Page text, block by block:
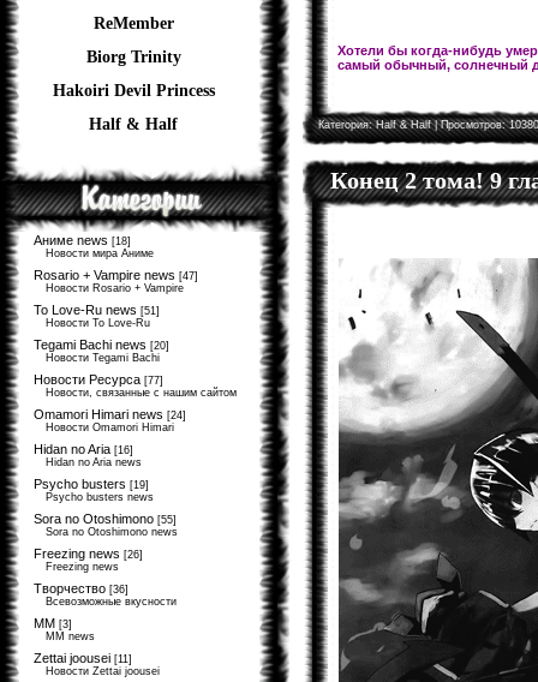
ReMember
Biorg Trinity
Hakoiri Devil Princess
Half & Half
Аниме news [18]
Новости мира Аниме
Rosario + Vampire news [47]
Новости Rosario + Vampire
To Love-Ru news [51]
Новости To Love-Ru
Tegami Bachi news [20]
Новости Tegami Bachi
Новости Ресурса [77]
Новости, связанные с нашим сайтом
Omamori Himari news [24]
Новости Omamori Himari
Hidan no Aria [16]
Hidan no Aria news
Psycho busters [19]
Psycho busters news
Sora no Otoshimono [55]
Sora no Otoshimono news
Freezing news [26]
Freezing news
Творчество [36]
Всевозможные вкусности
MM [3]
MM news
Zettai joousei [11]
Новости Zettai joousei
Хотели бы когда-нибудь
самый обычный, солнечный
Категория:Half & Half| Просмотров:
Конец 2 тома! 9